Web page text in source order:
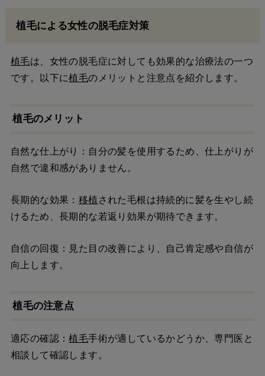
植毛による女性の脱毛症対策
植毛は、女性の脱毛症に対しても効果的な治療法の一つ
です。以下に植毛のメリットと注意点を紹介します。
植毛のメリット
自然な仕上がり：自分の髪を使用するため、仕上がりが
自然で違和感がありません。
長期的な効果： 移植 された毛根は持続的に髪を生やし続
けるため、長期的な若返り効果が期待できます。
自信の回復：見た目の改善により、自己肯定感や自信が
向上します。
植毛の注意点
適応の確認：植毛手術が適しているかどうか、専門医と
相談して確認します。